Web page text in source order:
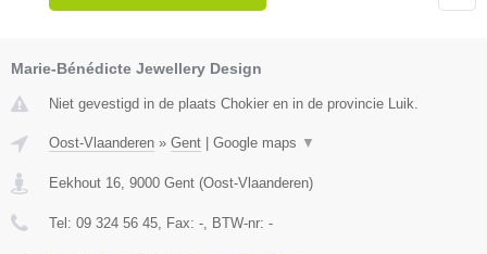
Marie-Bénédicte Jewellery Design
Niet gevestigd in de plaats Chokier en in de provincie Luik.
Oost-Vlaanderen » Gent Google maps ▼
Eekhout 16, 9000 Gent (Oost-Vlaanderen)
Tel: 09 324 56 45, Fax: -, BTW-nr: -